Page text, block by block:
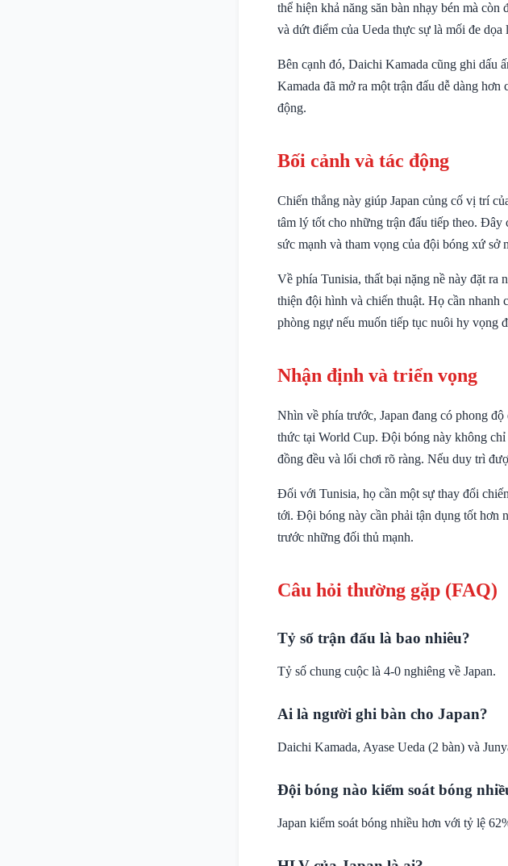
thể hiện khả năng săn bàn nhạy bén mà
và dứt điểm của Ueda thực sự là mối đe dọa
Bên cạnh đó, Daichi Kamada cũng ghi dấu
Kamada đã mở ra một trận đấu dễ dàng
động.
Bối cảnh và tác động
Chiến thắng này giúp Japan củng cố vị trí
tâm lý tốt cho những trận đấu tiếp theo.
sức mạnh và tham vọng của đội bóng xứ sở
Về phía Tunisia, thất bại nặng nề này đặt
thiện đội hình và chiến thuật. Họ cần nhanh
phòng ngự nếu muốn tiếp tục nuôi hy vọng
Nhận định và triển vọng
Nhìn về phía trước, Japan đang có phong
thức tại World Cup. Đội bóng này không chỉ
đồng đều và lối chơi rõ ràng. Nếu duy trì
Đối với Tunisia, họ cần một sự thay đổi
tới. Đội bóng này cần phải tận dụng tốt hơn
trước những đối thủ mạnh.
Câu hỏi thường gặp (FAQ)
Tỷ số trận đấu là bao nhiêu?
Tỷ số chung cuộc là 4-0 nghiêng về Japan.
Ai là người ghi bàn cho Japan?
Daichi Kamada, Ayase Ueda (2 bàn) và
Đội bóng nào kiểm soát bóng
Japan kiểm soát bóng nhiều hơn với tỷ lệ